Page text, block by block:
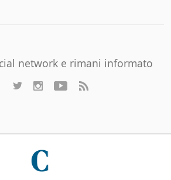
network e rimani informato